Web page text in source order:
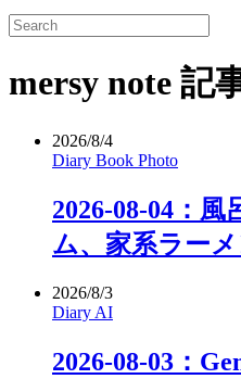
mersy note 記
2026/8/4
Diary Book Photo
2026-08-04：
ム、家系ラー
2026/8/3
Diary AI
2026-08-03：